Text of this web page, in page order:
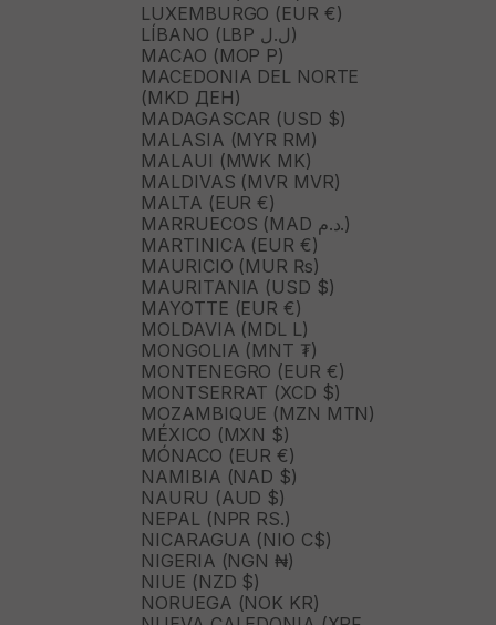
LUXEMBURGO (EUR €)
LÍBANO (LBP ل.ل)
MACAO (MOP P)
MACEDONIA DEL NORTE
(MKD ДЕН)
MADAGASCAR (USD $)
MALASIA (MYR RM)
MALAUI (MWK MK)
MALDIVAS (MVR MVR)
MALTA (EUR €)
MARRUECOS (MAD د.م.)
MARTINICA (EUR €)
MAURICIO (MUR ₨)
MAURITANIA (USD $)
MAYOTTE (EUR €)
MOLDAVIA (MDL L)
MONGOLIA (MNT ₮)
MONTENEGRO (EUR €)
MONTSERRAT (XCD $)
MOZAMBIQUE (MZN MTN)
MÉXICO (MXN $)
MÓNACO (EUR €)
NAMIBIA (NAD $)
NAURU (AUD $)
NEPAL (NPR RS.)
NICARAGUA (NIO C$)
NIGERIA (NGN ₦)
NIUE (NZD $)
NORUEGA (NOK KR)